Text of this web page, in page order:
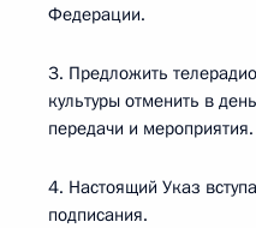
Федерации.
3. Предложить
культуры отменить в
передачи и мероприятия.
4. Настоящий Указ
подписания.